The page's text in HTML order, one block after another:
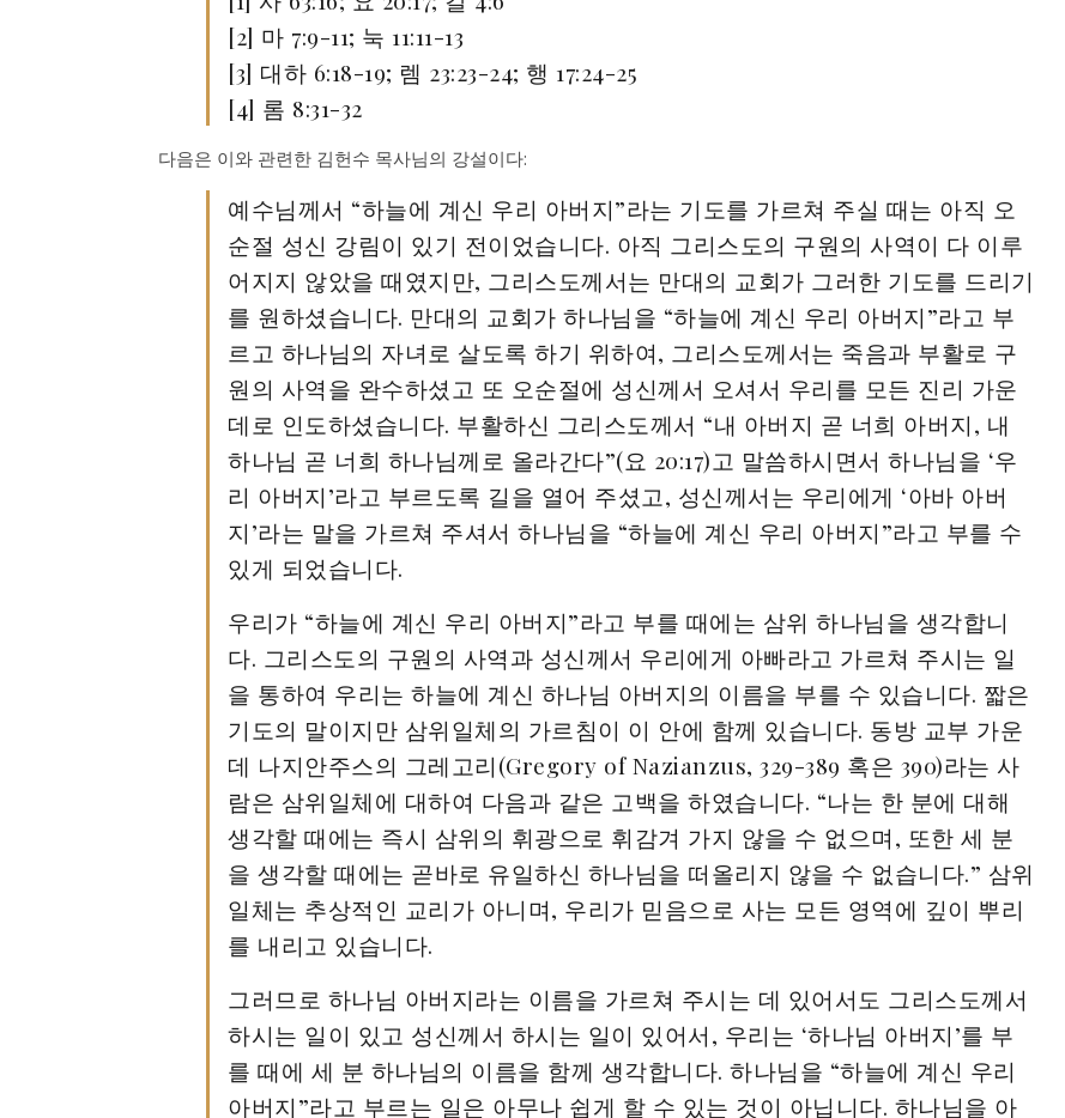
[2] 마 7:9-11; 눅 11:11-13
[3] 대하 6:18-19; 렘 23:23-24; 행 17:24-25
[4] 롬 8:31-32
다음은 이와 관련한 김헌수 목사님의 강설이다:
예수님께서 “하늘에 계신 우리 아버지”라는 기도를 가르쳐 주실 때는 아직 오
순절 성신 강림이 있기 전이었습니다. 아직 그리스도의 구원의 사역이 다 이루
어지지 않았을 때였지만, 그리스도께서는 만대의 교회가 그러한 기도를 드리기
를 원하셨습니다. 만대의 교회가 하나님을 “하늘에 계신 우리 아버지”라고 부
르고 하나님의 자녀로 살도록 하기 위하여, 그리스도께서는 죽음과 부활로 구
원의 사역을 완수하셨고 또 오순절에 성신께서 오셔서 우리를 모든 진리 가운
데로 인도하셨습니다. 부활하신 그리스도께서 “내 아버지 곧 너희 아버지, 내
하나님 곧 너희 하나님께로 올라간다”(요 20:17)고 말씀하시면서 하나님을 ‘우
리 아버지’라고 부르도록 길을 열어 주셨고, 성신께서는 우리에게 ‘아바 아버
지’라는 말을 가르쳐 주셔서 하나님을 “하늘에 계신 우리 아버지”라고 부를 수
있게 되었습니다.
우리가 “하늘에 계신 우리 아버지”라고 부를 때에는 삼위 하나님을 생각합니
다. 그리스도의 구원의 사역과 성신께서 우리에게 아빠라고 가르쳐 주시는 일
을 통하여 우리는 하늘에 계신 하나님 아버지의 이름을 부를 수 있습니다. 짧은
기도의 말이지만 삼위일체의 가르침이 이 안에 함께 있습니다. 동방 교부 가운
데 나지안주스의 그레고리(Gregory of Nazianzus, 329-389 혹은 390)라는 사
람은 삼위일체에 대하여 다음과 같은 고백을 하였습니다. “나는 한 분에 대해
생각할 때에는 즉시 삼위의 휘광으로 휘감겨 가지 않을 수 없으며, 또한 세 분
을 생각할 때에는 곧바로 유일하신 하나님을 떠올리지 않을 수 없습니다.” 삼위
일체는 추상적인 교리가 아니며, 우리가 믿음으로 사는 모든 영역에 깊이 뿌리
를 내리고 있습니다.
그러므로 하나님 아버지라는 이름을 가르쳐 주시는 데 있어서도 그리스도께서
하시는 일이 있고 성신께서 하시는 일이 있어서, 우리는 ‘하나님 아버지’를 부
를 때에 세 분 하나님의 이름을 함께 생각합니다. 하나님을 “하늘에 계신 우리
아버지”라고 부르는 일은 아무나 쉽게 할 수 있는 것이 아닙니다. 하나님을 아